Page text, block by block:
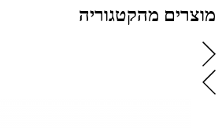
מוצרים מהקטגוריה